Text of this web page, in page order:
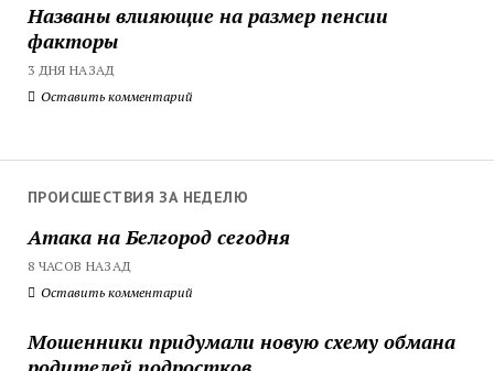
Названы влияющие на размер пенсии
факторы
3 ДНЯ НАЗАД
Оставить комментарий
ПРОИСШЕСТВИЯ ЗА НЕДЕЛЮ
Атака на Белгород сегодня
8 ЧАСОВ НАЗАД
Оставить комментарий
Мошенники придумали новую схему обмана